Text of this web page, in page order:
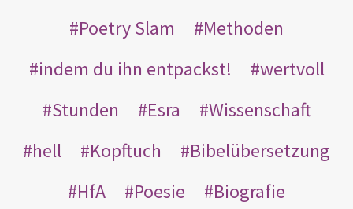
Poetry Slam
Methoden
indem du ihn entpackst!
wertvoll
Stunden
Esra
Wissenschaft
hell
Kopftuch
Bibelübersetzung
HfA
Poesie
Biografie